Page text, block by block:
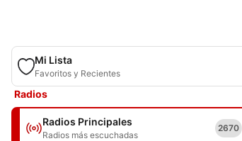
Mi Lista
Favoritos y Recientes
Radios
Radios Principales
Radios más escuchadas
2670